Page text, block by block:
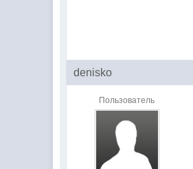
denisko
Пользователь